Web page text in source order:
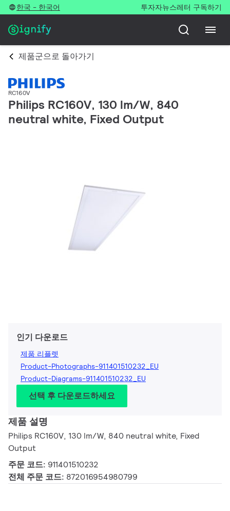
한국 - 한국어 투자자뉴스레터 구독하기
제품군으로 돌아가기
RC160V
Philips RC160V, 130 lm/W, 840
neutral white, Fixed Output
인기 다운로드
제품 리플렛
Product-Photographs-911401510232_EU
Product-Diagrams-911401510232_EU
선택 후 다운로드하세요
제품 설명
Philips RC160V, 130 lm/W, 840 neutral white, Fixed
Output
주문 코드: 911401510232
전체 주문 코드: 872016954980799